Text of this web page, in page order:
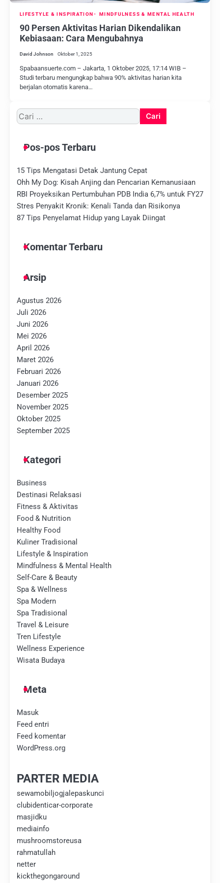
LIFESTYLE & INSPIRATION MINDFULNESS & MENTAL HEALTH
90 Persen Aktivitas Harian Dikendalikan
Kebiasaan: Cara Mengubahnya
David Johnson Oktober 1, 2025
Spabaansuerte.com – Jakarta, 1 Oktober 2025, 17:14 WIB –
Studi terbaru mengungkap bahwa 90% aktivitas harian kita
berjalan otomatis karena…
Cari
untuk:
Pos-pos Terbaru
15 Tips Mengatasi Detak Jantung Cepat
Ohh My Dog: Kisah Anjing dan Pencarian Kemanusiaan
RBI Proyeksikan Pertumbuhan PDB India 6,7% untuk FY27
Stres Penyakit Kronik: Kenali Tanda dan Risikonya
87 Tips Penyelamat Hidup yang Layak Diingat
Komentar Terbaru
Arsip
Agustus 2026
Juli 2026
Juni 2026
Mei 2026
April 2026
Maret 2026
Februari 2026
Januari 2026
Desember 2025
November 2025
Oktober 2025
September 2025
Kategori
Business
Destinasi Relaksasi
Fitness & Aktivitas
Food & Nutrition
Healthy Food
Kuliner Tradisional
Lifestyle & Inspiration
Mindfulness & Mental Health
Self-Care & Beauty
Spa & Wellness
Spa Modern
Spa Tradisional
Travel & Leisure
Tren Lifestyle
Wellness Experience
Wisata Budaya
Meta
Masuk
Feed entri
Feed komentar
WordPress.org
PARTER MEDIA
sewamobiljogjalepaskunci
clubidenticar-corporate
masjidku
mediainfo
mushroomstoreusa
rahmatullah
netter
kickthegongaround